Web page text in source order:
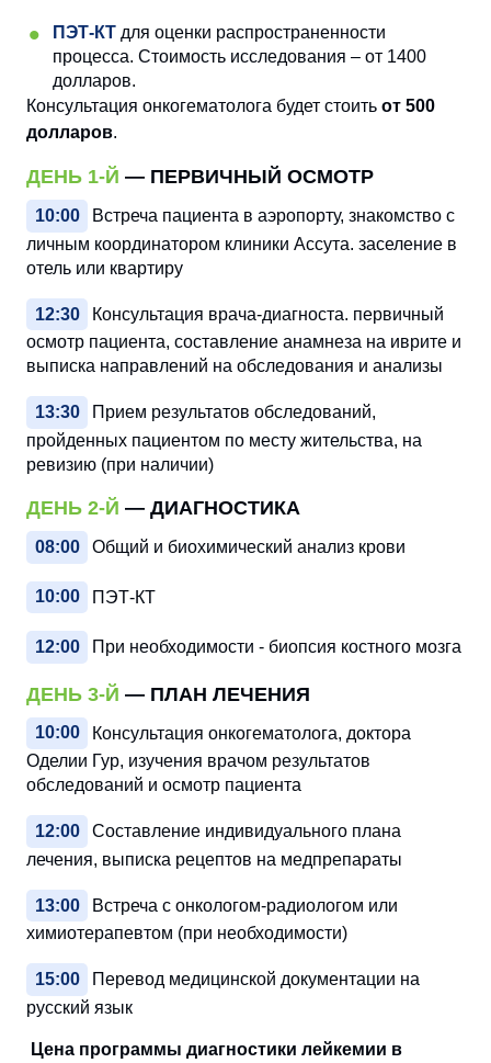
ПЭТ-КТ для оценки распространенности
процесса. Стоимость исследования – от 1400
долларов.
Консультация онкогематолога будет стоить от 500
долларов.
ДЕНЬ 1-Й — ПЕРВИЧНЫЙ ОСМОТР
10:00
Встреча пациента в аэропорту, знакомство с
личным координатором клиники Ассута. заселение в
отель или квартиру
12:30
Консультация врача-диагноста. первичный
осмотр пациента, составление анамнеза на иврите и
выписка направлений на обследования и анализы
13:30
Прием результатов обследований,
пройденных пациентом по месту жительства, на
ревизию (при наличии)
ДЕНЬ 2-Й — ДИАГНОСТИКА
08:00 Общий и биохимический анализ крови
10:00 ПЭТ-КТ
12:00 При необходимости - биопсия костного мозга
ДЕНЬ 3-Й — ПЛАН ЛЕЧЕНИЯ
10:00
Консультация онкогематолога, доктора
Оделии Гур, изучения врачом результатов
обследований и осмотр пациента
12:00
Составление индивидуального плана
лечения, выписка рецептов на медпрепараты
13:00
Встреча с онкологом-радиологом или
химиотерапевтом (при необходимости)
15:00
Перевод медицинской документации на
русский язык
Цена программы диагностики лейкемии в